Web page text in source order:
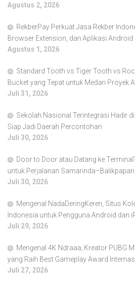
Agustus 2, 2026
RekberPay Perkuat Jasa Rekber
Browser Extension, dan Aplikasi Android
Agustus 1, 2026
Standard Tooth vs Tiger Tooth vs
Bucket yang Tepat untuk Medan Proyek
Juli 31, 2026
Sekolah Nasional Terintegrasi Hadir
Siap Jadi Daerah Percontohan
Juli 30, 2026
Door to Door atau Datang ke
untuk Perjalanan Samarinda–Balikpapan
Juli 30, 2026
Mengenal NadaDeringKeren, Situs
Indonesia untuk Pengguna Android dan
Juli 29, 2026
Mengenal 4K Ndraaa, Kreator PUBG
yang Raih Best Gameplay Award
Juli 27, 2026